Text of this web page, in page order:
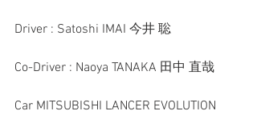
Driver : Satoshi IMAI 今井 聡
Co-Driver : Naoya TANAKA 田中 直哉
Car MITSUBISHI LANCER EVOLUTION